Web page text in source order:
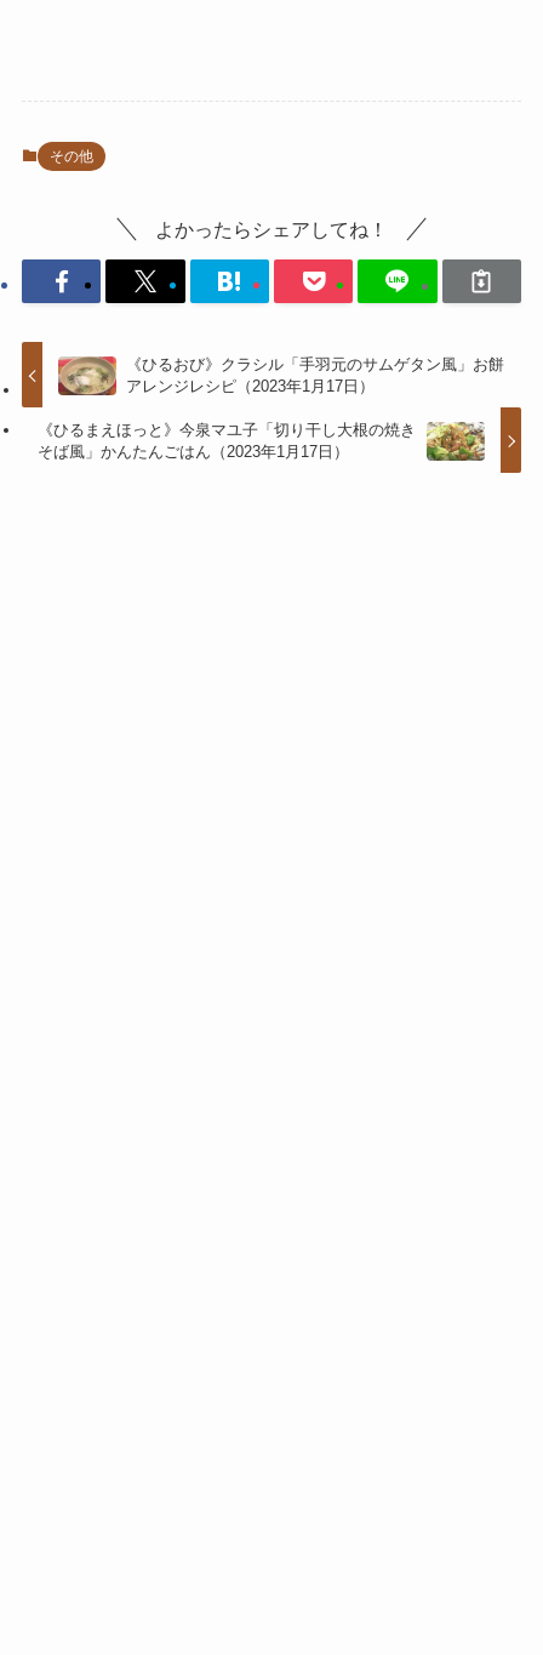
その他
よかったらシェアしてね！
《ひるおび》クラシル「手羽元のサムゲタン風」お餅
アレンジレシピ（2023年1月17日）
《ひるまえほっと》今泉マユ子「切り干し大根の焼き
そば風」かんたんごはん（2023年1月17日）